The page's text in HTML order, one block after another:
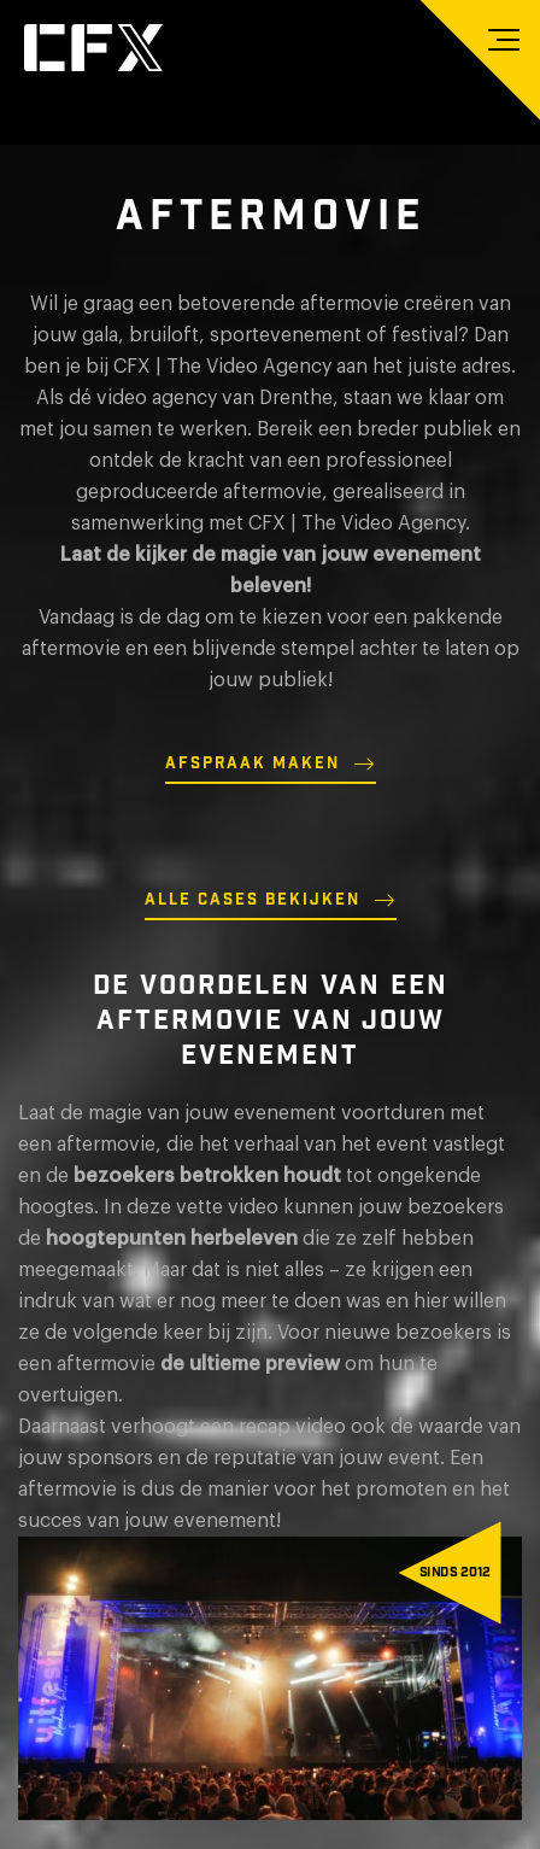
AFTERMOVIE
Wil je graag een betoverende aftermovie creëren van
jouw gala, bruiloft, sportevenement of festival? Dan
ben je bij CFX | The Video Agency aan het juiste adres.
Als dé video agency van Drenthe, staan we klaar om
met jou samen te werken. Bereik een breder publiek en
ontdek de kracht van een professioneel
geproduceerde aftermovie, gerealiseerd in
samenwerking met CFX | The Video Agency.
Laat de kijker de magie van jouw evenement
beleven!
Vandaag is de dag om te kiezen voor een pakkende
aftermovie en een blijvende stempel achter te laten op
jouw publiek!
Afspraak maken
Alle cases bekijken
DE VOORDELEN VAN EEN
AFTERMOVIE VAN JOUW
EVENEMENT
Laat de magie van jouw evenement voortduren met
een aftermovie, die het verhaal van het event vastlegt
en de bezoekers betrokken houdt tot ongekende
hoogtes. In deze vette video kunnen jouw bezoekers
de hoogtepunten herbeleven die ze zelf hebben
meegemaakt. Maar dat is niet alles – ze krijgen een
indruk van wat er nog meer te doen was en hier willen
ze de volgende keer bij zijn. Voor nieuwe bezoekers is
een aftermovie de ultieme previewom hun te
overtuigen.
Daarnaast verhoogt een recap video ook de waarde van
jouw sponsors en de reputatie van jouw event. Een
aftermovie is dus de manier voor het promoten en het
succes van jouw evenement!
Sinds 2012